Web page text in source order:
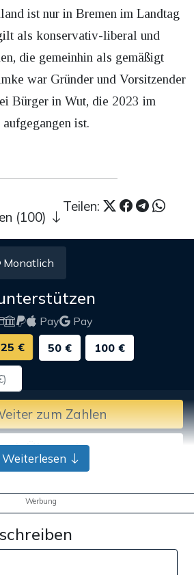
ist nur in Bremen im Landtag
als konservativ-liberal und
die gemeinhin als gemäßigt
war Gründer und Vorsitzender
Bürger in Wut, die 2023 im
ist.
Teilen:
(100)
Monatlich
Pay
Pay
25 € 50 € 100 €
zum Zahlen
Überweisung
Weiterlesen
Werbung